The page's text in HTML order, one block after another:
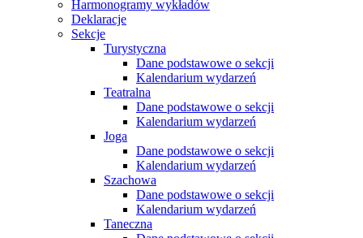
Harmonogramy wykładów
Deklaracje
Sekcje
Turystyczna
Dane podstawowe o sekcji
Kalendarium wydarzeń
Teatralna
Dane podstawowe o sekcji
Kalendarium wydarzeń
Joga
Dane podstawowe o sekcji
Kalendarium wydarzeń
Szachowa
Dane podstawowe o sekcji
Kalendarium wydarzeń
Taneczna